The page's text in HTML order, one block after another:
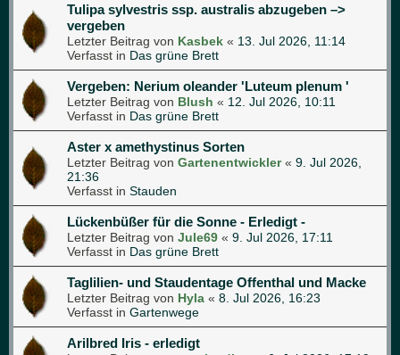
Tulipa sylvestris ssp. australis abzugeben –>
vergeben
Letzter Beitrag von Kasbek « 13. Jul 2026, 11:14
Verfasst in Das grüne Brett
Vergeben: Nerium oleander 'Luteum plenum '
Letzter Beitrag von Blush « 12. Jul 2026, 10:11
Verfasst in Das grüne Brett
Aster x amethystinus Sorten
Letzter Beitrag von Gartenentwickler« 9. Jul 2026,
21:36
Verfasst in Stauden
Lückenbüßer für die Sonne - Erledigt -
Letzter Beitrag von Jule69 « 9. Jul 2026, 17:11
Verfasst in Das grüne Brett
Taglilien- und Staudentage Offenthal und Macke
Letzter Beitrag von Hyla « 8. Jul 2026, 16:23
Verfasst in Gartenwege
Arilbred Iris - erledigt